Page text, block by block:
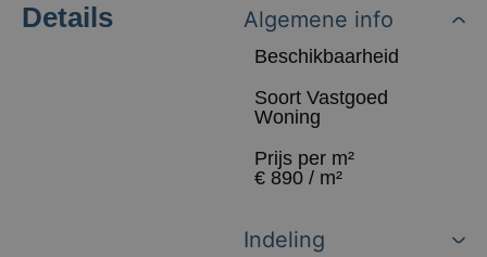
Details Algemene info
Beschikbaarheid
Soort Vastgoed
Woning
Prijs per m²
€ 890 / m²
Indeling